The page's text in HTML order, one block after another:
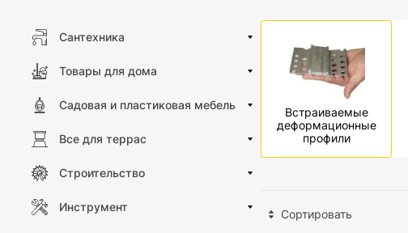
Сантехника
Товары для дома
Садовая и пластиковая мебель
Все для террас
Строительство
Инструмент
Встраиваемые
деформационные
профили
Сортировать